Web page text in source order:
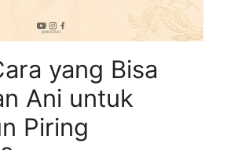
yang Bisa
Ani untuk
Piring